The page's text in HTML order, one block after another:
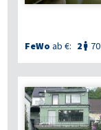
FeWo ab €: 2  70